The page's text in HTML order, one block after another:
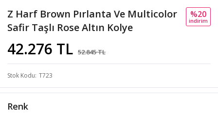
Z Harf Brown Pırlanta Ve Multicolor
Safir Taşlı Rose Altın Kolye
42.276 TL 52.845 TL
%20
i̇ndi̇ri̇m
Stok Kodu T723
Renk